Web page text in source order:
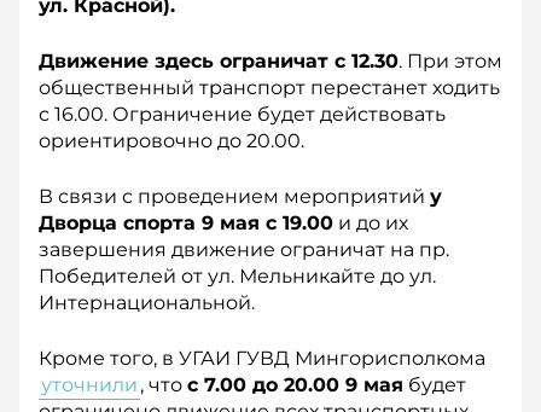
ул. Красной).
Движение здесь ограничат с 12.30. При этом
общественный транспорт перестанет ходить
с 16.00. Ограничение будет действовать
ориентировочно до 20.00.
В связи с проведением мероприятий у
Дворца спорта 9 мая с 19.00 и до их
завершения движение ограничат на пр.
Победителей от ул. Мельникайте до ул.
Интернациональной.
Кроме того, в УГАИ ГУВД Мингорисполкома
уточнили , что с 7.00 до 20.00 9 мая будет